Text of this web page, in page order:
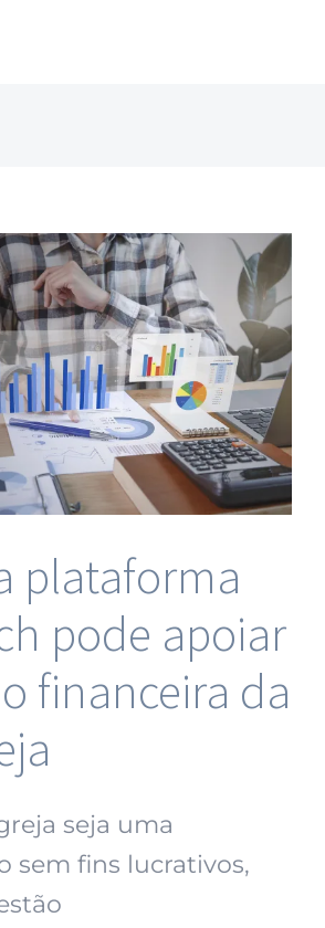
plataforma
pode apoiar
financeira da
seja uma
sem fins lucrativos,